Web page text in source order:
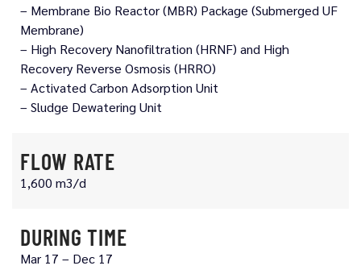
– Membrane Bio Reactor (MBR) Package (Submerged UF
Membrane)
– High Recovery Nanofiltration (HRNF) and High
Recovery Reverse Osmosis (HRRO)
– Activated Carbon Adsorption Unit
– Sludge Dewatering Unit
FLOW RATE
1,600 m3/d
DURING TIME
Mar 17 – Dec 17